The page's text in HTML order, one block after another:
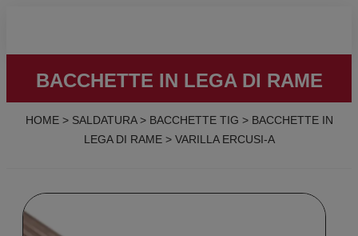
BACCHETTE IN LEGA DI RAME
HOME> SALDATURA> BACCHETTE TIG > BACCHETTE IN
LEGA DI RAME> VARILLA ERCUSI-A